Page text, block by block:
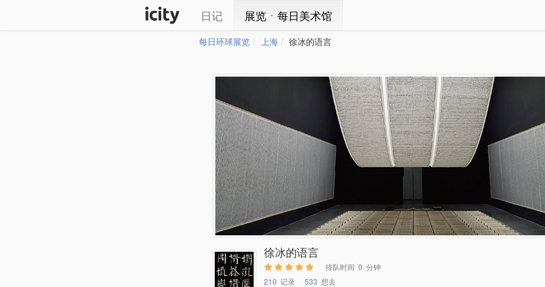
日记 展览ㆍ每日美术馆
每日环球展览 上海 徐冰的语言
徐冰的语言
排队时间 0 分钟
210 记录 533 想去